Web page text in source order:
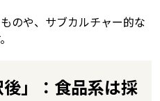
のや、サブカルチャー的な
」：食品系は採